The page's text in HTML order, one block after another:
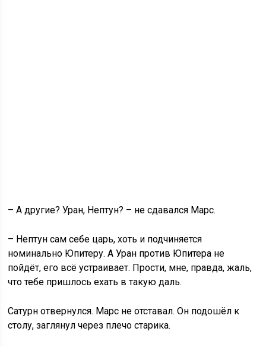
– А другие? Уран, Нептун? – не сдавался Марс.
– Нептун сам себе царь, хоть и подчиняется
номинально Юпитеру. А Уран против Юпитера не
пойдёт, его всё устраивает. Прости, мне, правда, жаль,
что тебе пришлось ехать в такую даль.
Сатурн отвернулся. Марс не отставал. Он подошёл к
столу, заглянул через плечо старика.